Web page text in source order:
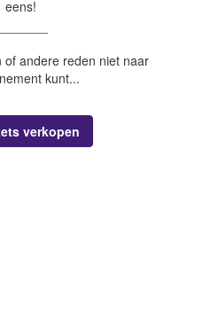
eens!
of andere reden niet naar
kunt...
verkopen